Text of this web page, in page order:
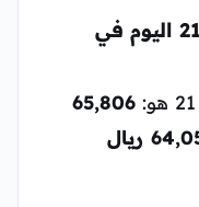
كم سعر جرام الذهب عيار 21 اليوم في
65,806
64,056 ريال